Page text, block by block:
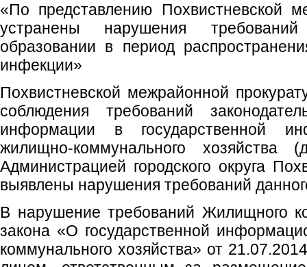
«По представлению Похвистневской
устранены нарушения
образовании в период
инфекции»
Похвистневской межрайонной
соблюдения требований
информации в государственной
жилищно-коммунального
Администрацией городского округа
выявлены нарушения требований
В нарушение требований Жилищного
закона «О государственной
коммунального хозяйства» от